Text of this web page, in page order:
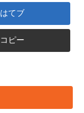
はてブ
コピー